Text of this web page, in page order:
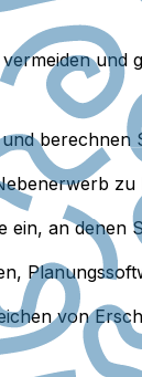
und
ein, an
von